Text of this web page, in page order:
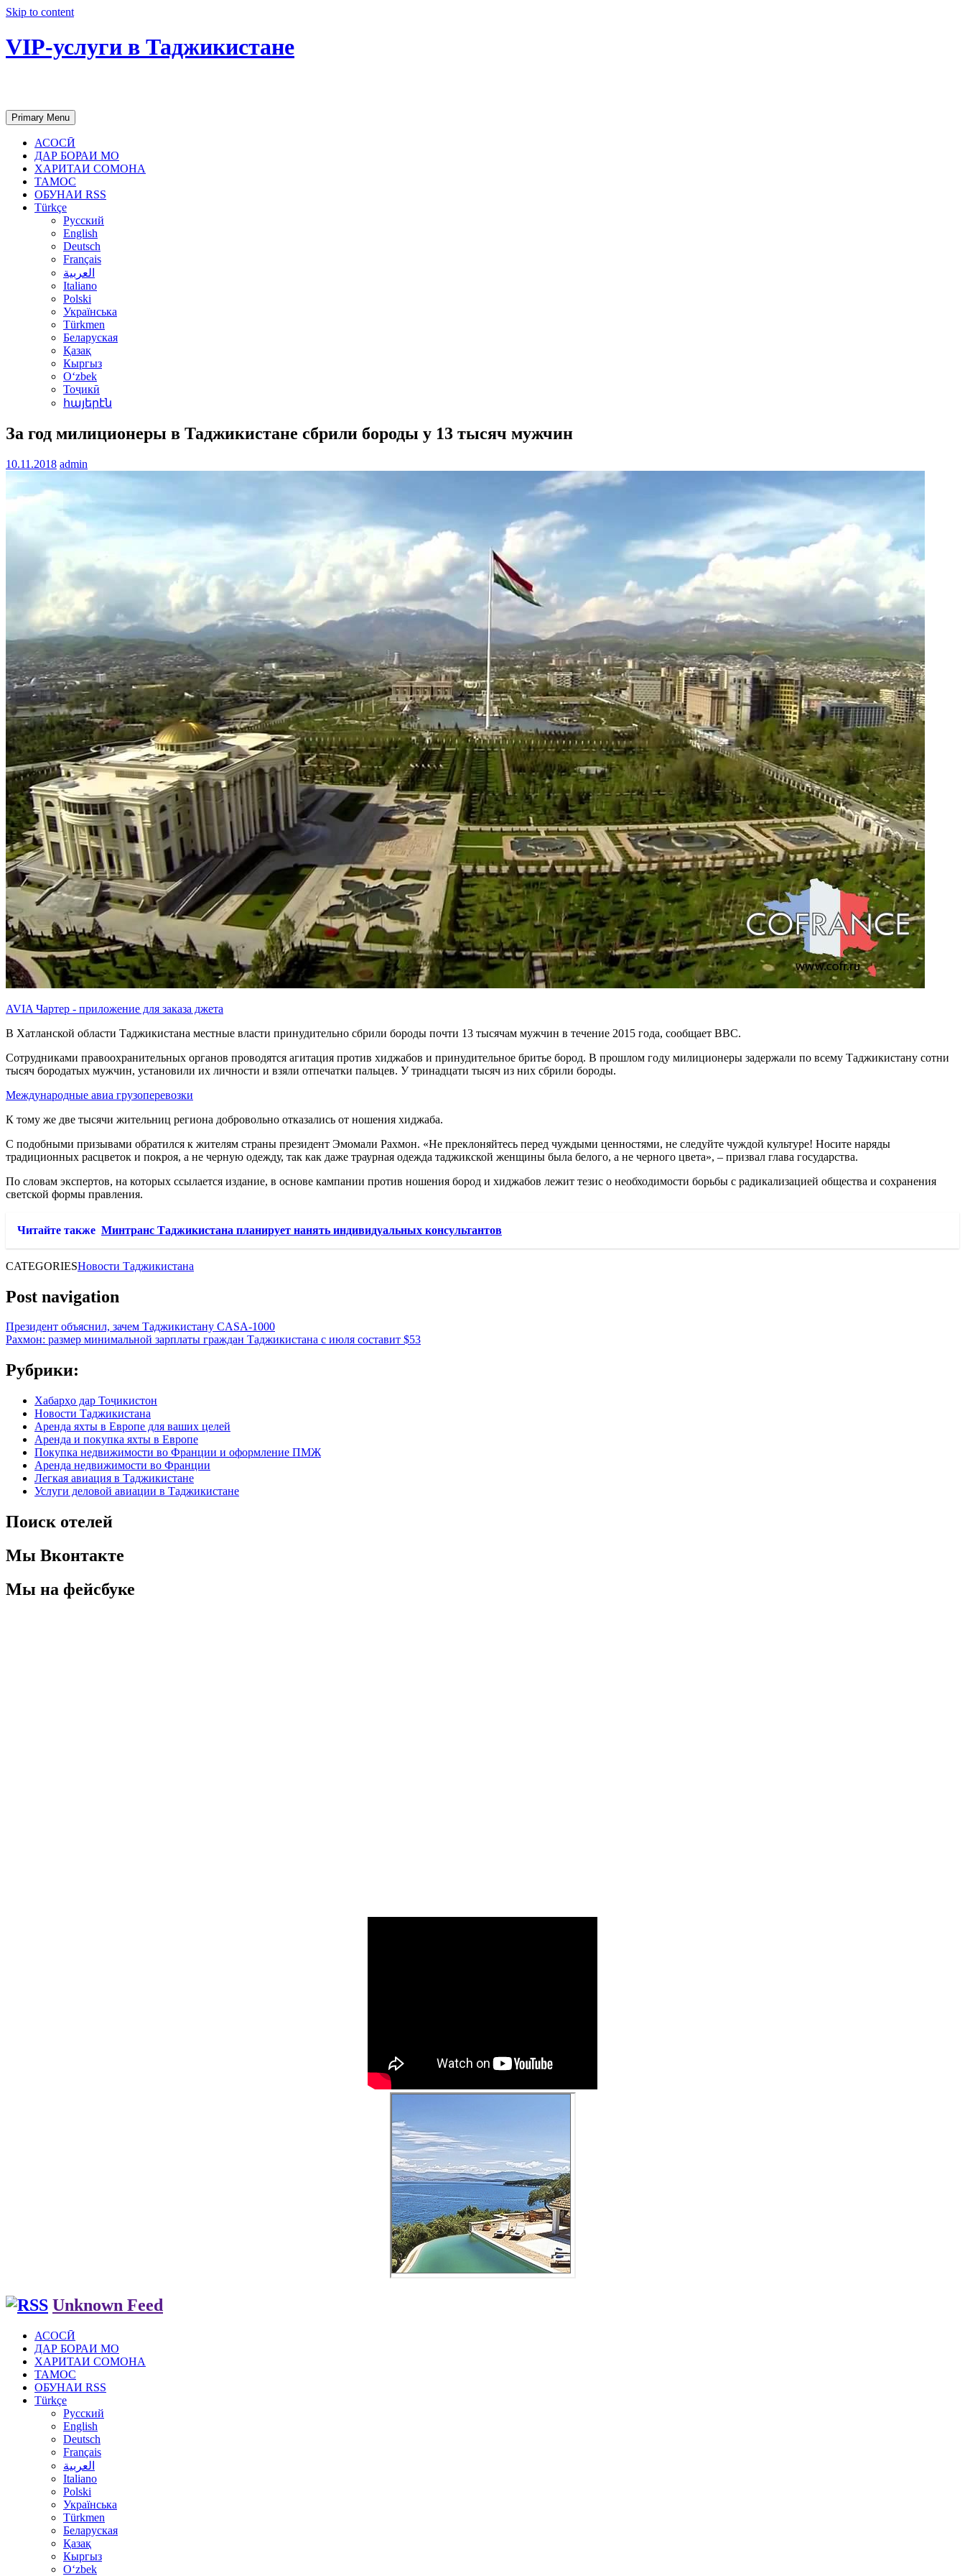
Skip to content
VIP-услуги в Таджикистане
Primary Menu
АСОСӢ
ДАР БОРАИ МО
ХАРИТАИ СОМОНА
ТАМОС
ОБУНАИ RSS
Türkçe
Русский
English
Deutsch
Français
العربية
Italiano
Polski
Українська
Türkmen
Беларуская
Қазақ
Кыргыз
Oʻzbek
Тоҷикӣ
հայերէն
За год милиционеры в Таджикистане сбрили бороды у 13 тысяч мужчин
10.11.2018 admin
AVIA Чартер - приложение для заказа джета
В Хатланской области Таджикистана местные власти принудительно сбрили бороды почти 13 тысячам мужчин в течение 2015 года, сообщает BBC.
Сотрудниками правоохранительных органов проводятся агитация против хиджабов и принудительное бритье бород. В прошлом году милиционеры задержали по всему Таджикистану сотни
тысяч бородатых мужчин, установили их личности и взяли отпечатки пальцев. У тринадцати тысяч из них сбрили бороды.
Международные авиа грузоперевозки
К тому же две тысячи жительниц региона добровольно отказались от ношения хиджаба.
С подобными призывами обратился к жителям страны президент Эмомали Рахмон. «Не преклоняйтесь перед чуждыми ценностями, не следуйте чуждой культуре! Носите наряды
традиционных расцветок и покроя, а не черную одежду, так как даже траурная одежда таджикской женщины была белого, а не черного цвета», – призвал глава государства.
По словам экспертов, на которых ссылается издание, в основе кампании против ношения бород и хиджабов лежит тезис о необходимости борьбы с радикализацией общества и сохранения
светской формы правления.
Читайте также Минтранс Таджикистана планирует нанять индивидуальных консультантов
CATEGORIESНовости Таджикистана
Post navigation
Президент объяснил, зачем Таджикистану CASA-1000
Рахмон: размер минимальной зарплаты граждан Таджикистана с июля составит $53
Рубрики:
Хабарҳо дар Тоҷикистон
Новости Таджикистана
Аренда яхты в Европе для ваших целей
Аренда и покупка яхты в Европе
Покупка недвижимости во Франции и оформление ПМЖ
Аренда недвижимости во Франции
Легкая авиация в Таджикистане
Услуги деловой авиации в Таджикистане
Поиск отелей
Мы Вконтакте
Мы на фейсбуке
Unknown Feed
АСОСӢ
ДАР БОРАИ МО
ХАРИТАИ СОМОНА
ТАМОС
ОБУНАИ RSS
Türkçe
Русский
English
Deutsch
Français
العربية
Italiano
Polski
Українська
Türkmen
Беларуская
Қазақ
Кыргыз
Oʻzbek